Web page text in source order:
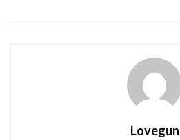
Lovegun